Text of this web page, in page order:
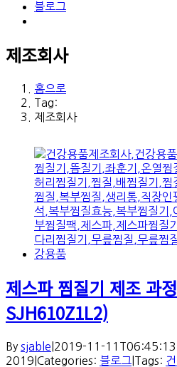
블로그
제조회사
홈으로
Tag:
제조회사
제스파 찜질기 제조 과
SJH610Z1L2)
By sjable 2019-11-
2019 Categories: 블로그 Tags: